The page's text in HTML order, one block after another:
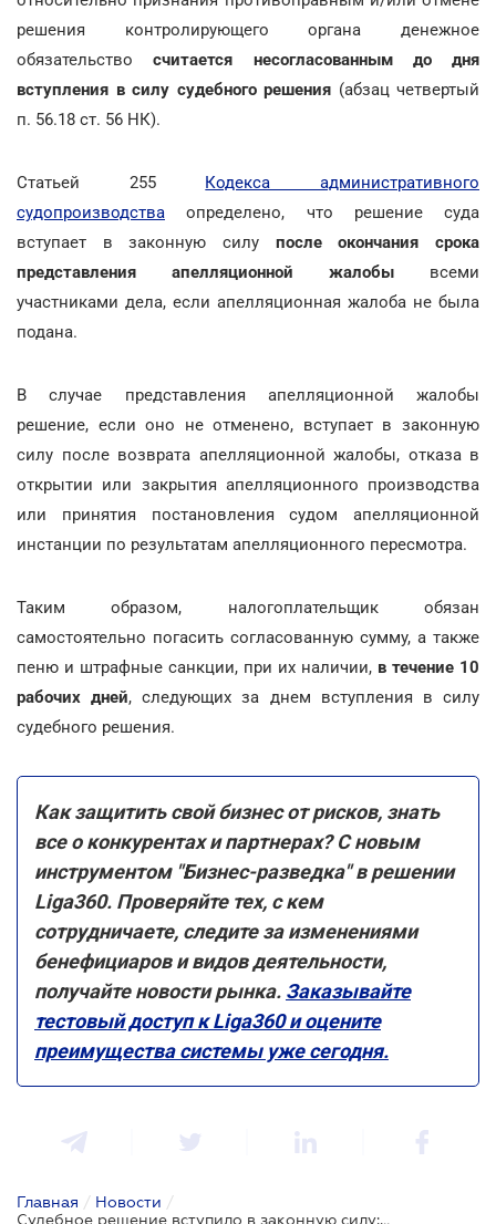
решения контролирующего органа денежное
обязательствосчитается несогласованным до дня
вступления в силу судебного решения (абзац четвертый
п. 56.18 ст. 56 НК).
Статьей 255 Кодекса административного
судопроизводства определено, что решение суда
вступает в законную силу после окончания срока
представления апелляционной жалобы всеми
участниками дела, если апелляционная жалоба не была
подана.
В случае представления апелляционной жалобы
решение, если оно не отменено, вступает в законную
силу после возврата апелляционной жалобы, отказа в
открытии или закрытия апелляционного производства
или принятия постановления судом апелляционной
инстанции по результатам апелляционного пересмотра.
Таким образом, налогоплательщик обязан
самостоятельно погасить согласованную сумму, а также
пеню и штрафные санкции, при их наличии, в течение 10
рабочих дней, следующих за днем вступления в силу
судебного решения.
Как защитить свой бизнес от рисков, знать
все о конкурентах и партнерах? С новым
инструментом "Бизнес-разведка" в решении
Liga360. Проверяйте тех, с кем
сотрудничаете, следите за изменениями
бенефициаров и видов деятельности,
получайте новости рынка. Заказывайте
тестовый доступ к Liga360 и оцените
преимущества системы уже сегодня.
Главная / Новости /
Судебное решение вступило в законную силу: когда нужно оплатить обжалованную сумму